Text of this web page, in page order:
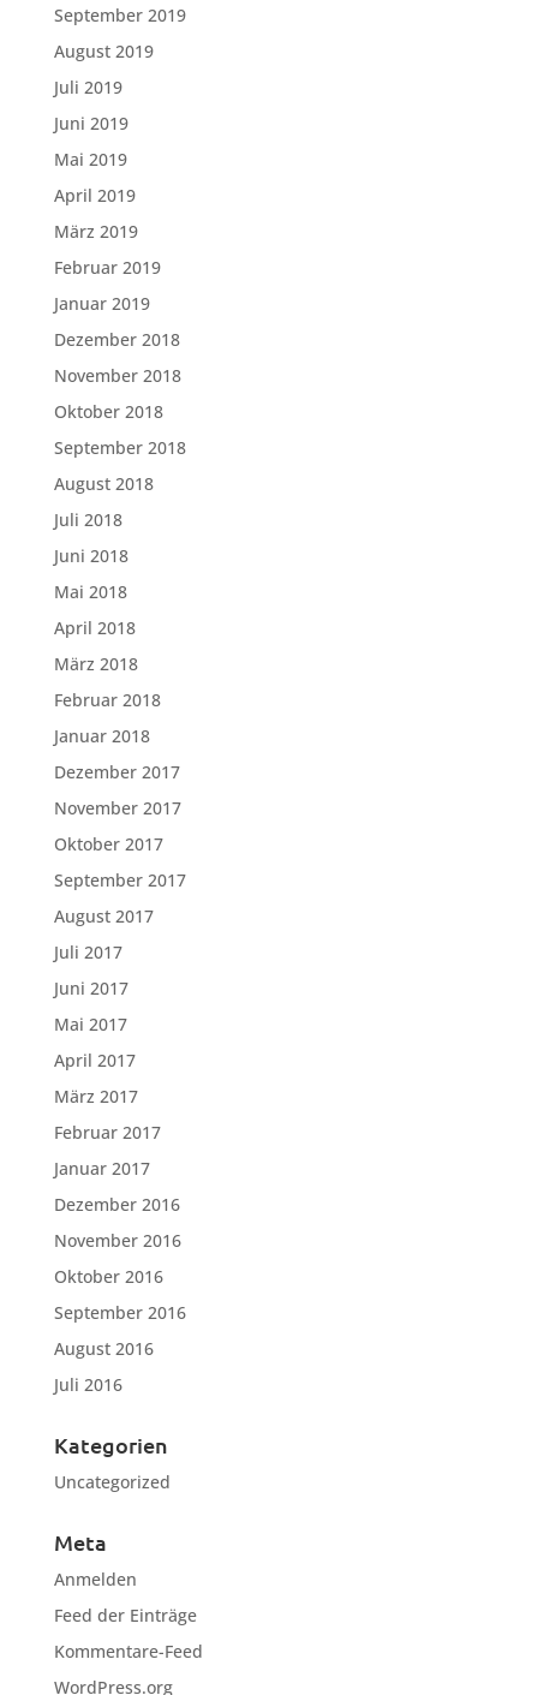
September 2019
August 2019
Juli 2019
Juni 2019
Mai 2019
April 2019
März 2019
Februar 2019
Januar 2019
Dezember 2018
November 2018
Oktober 2018
September 2018
August 2018
Juli 2018
Juni 2018
Mai 2018
April 2018
März 2018
Februar 2018
Januar 2018
Dezember 2017
November 2017
Oktober 2017
September 2017
August 2017
Juli 2017
Juni 2017
Mai 2017
April 2017
März 2017
Februar 2017
Januar 2017
Dezember 2016
November 2016
Oktober 2016
September 2016
August 2016
Juli 2016
Kategorien
Uncategorized
Meta
Anmelden
Feed der Einträge
Kommentare-Feed
WordPress.org